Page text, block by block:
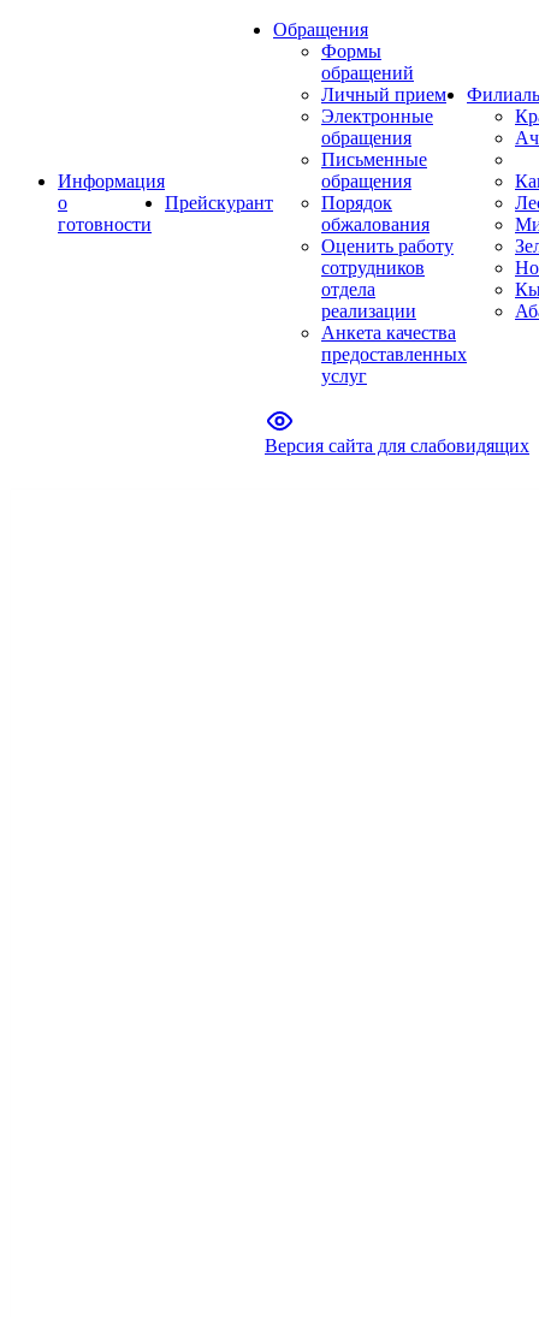
Информация
о
готовности
Прейскурант
Обращения
Формы
обращений
Личный прием
Электронные
обращения
Письменные
обращения
Порядок
обжалования
Оценить работу
сотрудников
отдела
реализации
Анкета качества
предоставленных
услуг
Версия сайта для слабовидящих